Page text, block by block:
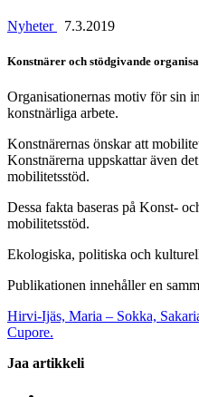
Nyheter 7.3.2019
Konstnärer och stödgivande
Organisationernas motiv för sin
konstnärliga arbete.
Konstnärernas önskar att
Konstnärerna uppskattar även
mobilitetsstöd.
Dessa fakta baseras på Konst-
mobilitetsstöd.
Ekologiska, politiska och
Publikationen innehåller en
Hirvi-Ijäs, Maria – Sokka,
Cupore.
Jaa artikkeli